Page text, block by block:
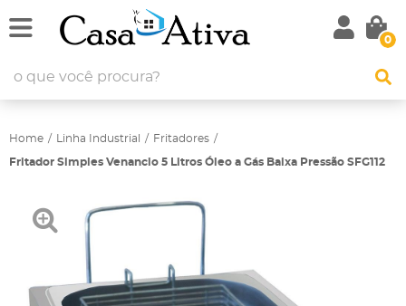
0
Home Linha Industrial Fritadores
Fritador Simples Venancio 5 Litros Óleo a Gás Baixa Pressão SFG112